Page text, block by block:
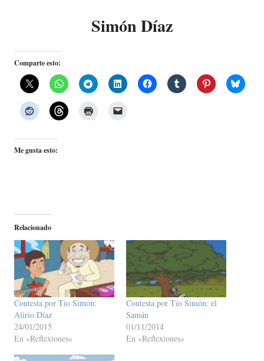
Simón Díaz
Comparte esto:
Me gusta esto:
Relacionado
Contesta por Tío Simón:
Alirio Díaz
24/01/2015
En «Reflexiones»
Contesta por Tío Simón: el
Samán
01/11/2014
En «Reflexiones»